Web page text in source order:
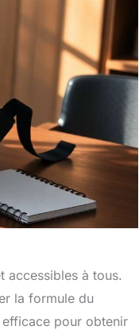
accessibles à tous.
la formule du
pour obtenir